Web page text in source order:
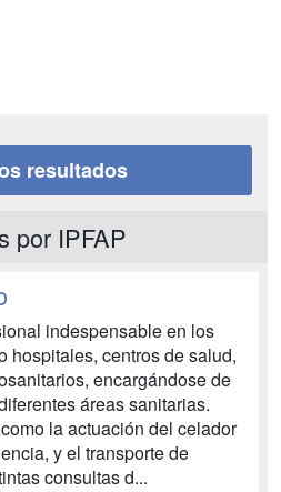
resultados
por IPFAP
indespensable en los
hospitales, centros de salud,
encargándose de
áreas sanitarias.
la actuación del celador
y el transporte de
consultas d...